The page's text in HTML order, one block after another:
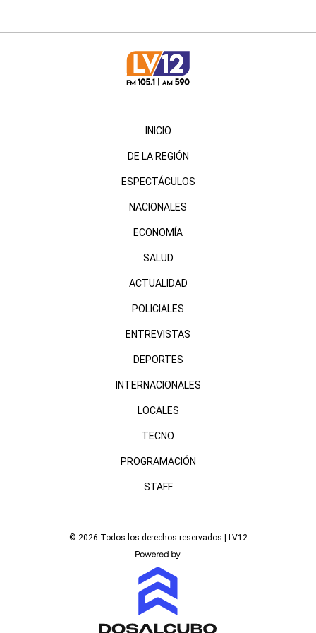
INICIO
DE LA REGIÓN
ESPECTÁCULOS
NACIONALES
ECONOMÍA
SALUD
ACTUALIDAD
POLICIALES
ENTREVISTAS
DEPORTES
INTERNACIONALES
LOCALES
TECNO
PROGRAMACIÓN
STAFF
© 2026 Todos los derechos reservados | LV12